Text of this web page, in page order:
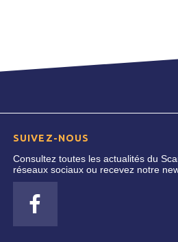
SUIVEZ-NOUS
Consultez toutes les actualités du
réseaux sociaux ou recevez notre